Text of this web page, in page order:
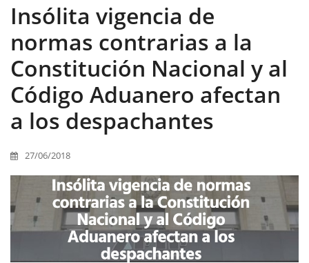
Insólita vigencia de
normas contrarias a la
Constitución Nacional y al
Código Aduanero afectan
a los despachantes
27/06/2018